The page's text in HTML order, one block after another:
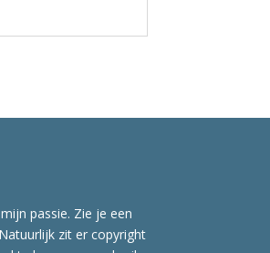
passie. Zie je een
zit er copyright